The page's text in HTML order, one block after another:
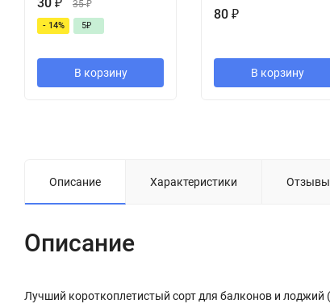
35₽
- 14% 5₽
В корзину
80 ₽
В корзину
Описание Характеристики Отзывы
Описание
Лучший короткоплетистый сорт для балконов и лоджий